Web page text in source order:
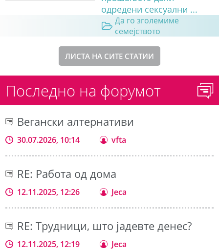
одредени сексуални ...
Да го зголемиме
семејството
ЛИСТА НА СИТЕ СТАТИИ
Последно на форумот
Вегански алтернативи
30.07.2026, 10:14 vfta
RE: Работа од дома
12.11.2025, 12:26 Jeca
RE: Трудници, што јадевте денес?
12.11.2025, 12:19 Jeca